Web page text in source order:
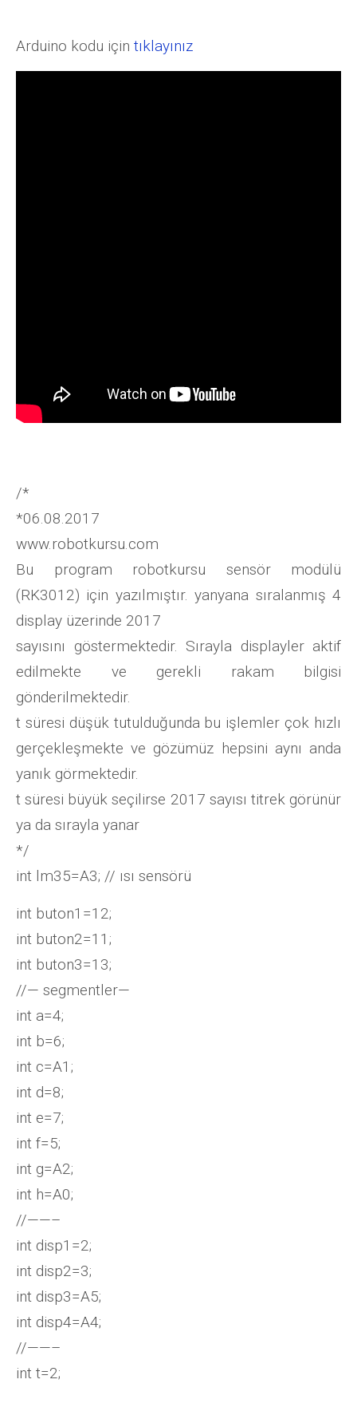
Arduino kodu için tıklayınız
/*
*06.08.2017
www.robotkursu.com
Bu program robotkursu sensör modülü
(RK3012) için yazılmıştır. yanyana sıralanmış 4
display üzerinde 2017
sayısını göstermektedir. Sırayla displayler aktif
edilmekte ve gerekli rakam bilgisi
gönderilmektedir.
t süresi düşük tutulduğunda bu işlemler çok hızlı
gerçekleşmekte ve gözümüz hepsini aynı anda
yanık görmektedir.
t süresi büyük seçilirse 2017 sayısı titrek görünür
ya da sırayla yanar
*/
int lm35=A3; // ısı sensörü
int buton1=12;
int buton2=11;
int buton3=13;
//— segmentler—
int a=4;
int b=6;
int c=A1;
int d=8;
int e=7;
int f=5;
int g=A2;
int h=A0;
//——–
int disp1=2;
int disp2=3;
int disp3=A5;
int disp4=A4;
//——–
int t=2;